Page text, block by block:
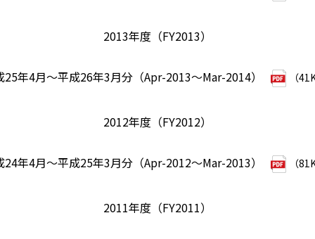
2013年度（FY2013）
25年4月～平成26年3月分（Apr-2013～Mar-2014） （
2012年度（FY2012）
24年4月～平成25年3月分（Apr-2012～Mar-2013） （
2011年度（FY2011）